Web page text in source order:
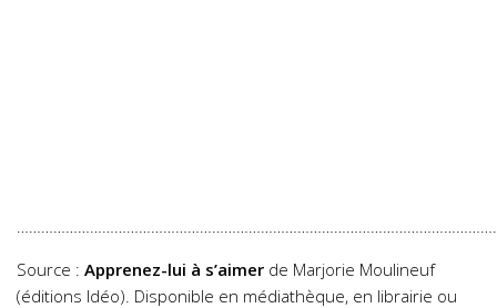
Source : Apprenez-lui à s’aimer de Marjorie Moulineuf
(éditions Idéo). Disponible en médiathèque, en librairie ou